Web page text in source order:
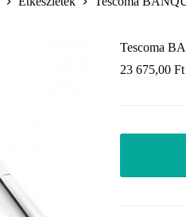
Tescoma
23 675,00Ft